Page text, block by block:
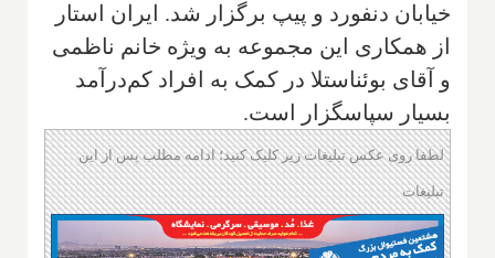
خیابان دنفورد و پیپ برگزار شد. ایران استار
از همکاری این مجموعه به ویژه خانم ناظمی
و آقای بوئناستلا در کمک به افراد کم‌درآمد
بسیار سپاسگزار است.
لطفا روی عکس تبلیغات زیر کلیک کنید؛ ادامه مطلب پس از این
تبلیغات